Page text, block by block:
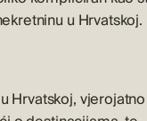
u Hrvatskoj.
Hrvatskoj, vjerojatno